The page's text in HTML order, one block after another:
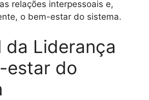
relações interpessoais e,
o bem-estar do sistema.
da Liderança
estar do